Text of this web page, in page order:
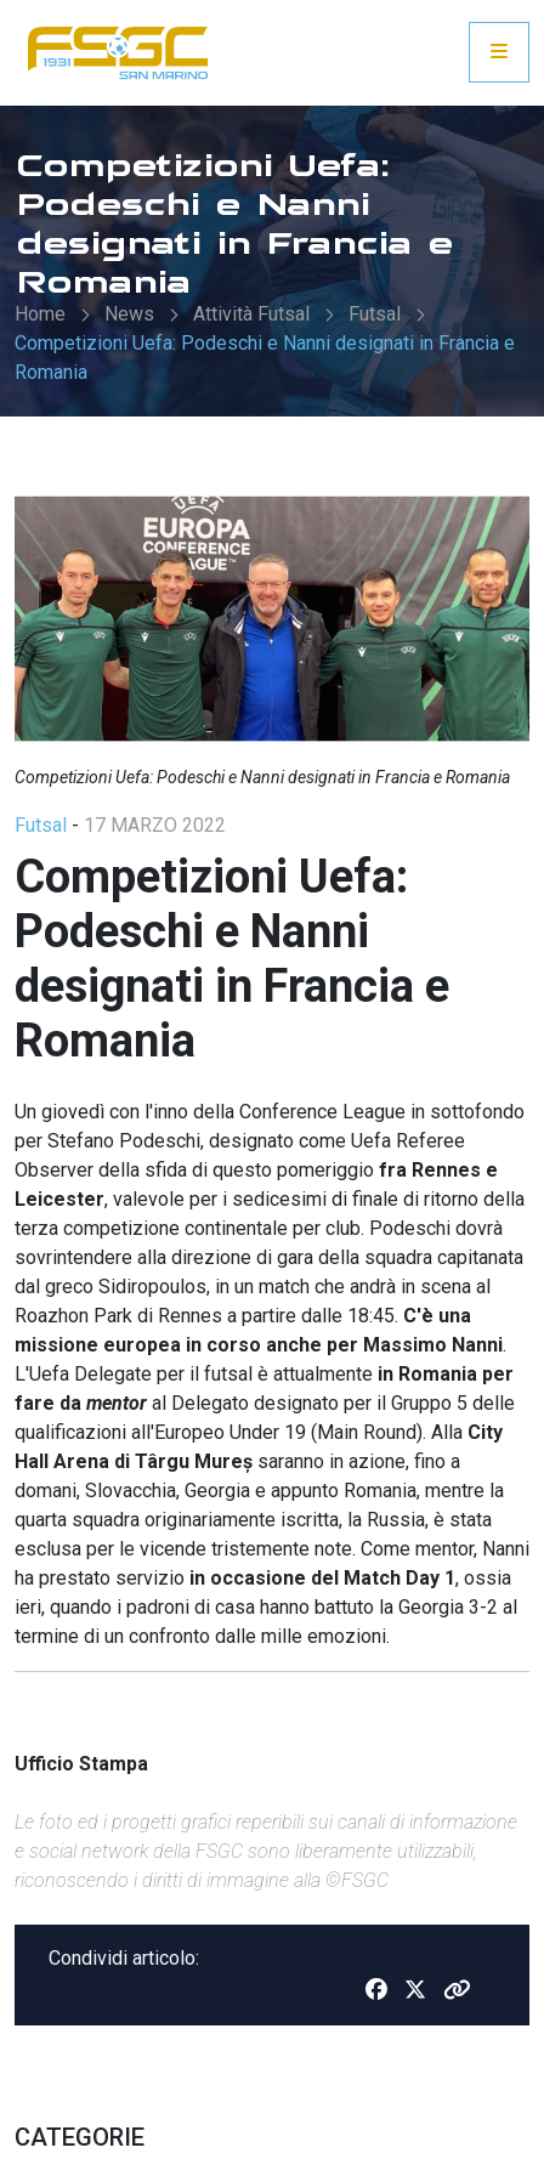
Competizioni Uefa:
Podeschi e Nanni
designati in Francia e
Romania
Home News Attività Futsal
Futsal
Competizioni Uefa: Podeschi e Nanni designati in Francia e
Romania
Competizioni Uefa: Podeschi e Nanni designati in Francia e Romania
Futsal - 17 MARZO 2022
Competizioni Uefa:
Podeschi e Nanni
designati in Francia e
Romania
Un giovedì con l'inno della Conference League in sottofondo
per Stefano Podeschi, designato come Uefa Referee
Observer della sfida di questo pomeriggio fra Rennes e
Leicester, valevole per i sedicesimi di finale di ritorno della
terza competizione continentale per club. Podeschi dovrà
sovrintendere alla direzione di gara della squadra capitanata
dal greco Sidiropoulos, in un match che andrà in scena al
Roazhon Park di Rennes a partire dalle 18:45. C'è una
missione europea in corso anche per Massimo Nanni.
L'Uefa Delegate per il futsal è attualmente in Romania per
fare da mentor al Delegato designato per il Gruppo 5 delle
qualificazioni all'Europeo Under 19 (Main Round). Alla City
Hall Arena di Târgu Mureș saranno in azione, fino a
domani, Slovacchia, Georgia e appunto Romania, mentre la
quarta squadra originariamente iscritta, la Russia, è stata
esclusa per le vicende tristemente note. Come mentor, Nanni
ha prestato servizio in occasione del Match Day 1, ossia
ieri, quando i padroni di casa hanno battuto la Georgia 3-2 al
termine di un confronto dalle mille emozioni.
Ufficio Stampa
Le foto ed i progetti grafici reperibili sui canali di informazione
e social network della FSGC sono liberamente utilizzabili,
riconoscendo i diritti di immagine alla ©FSGC
Condividi articolo:
CATEGORIE